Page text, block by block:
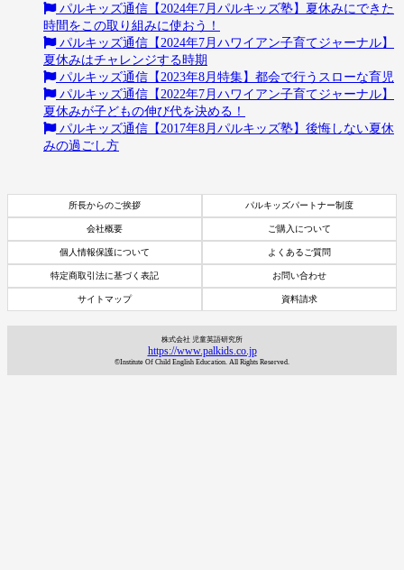
パルキッズ通信【2024年7月パルキッズ塾】夏休みにできた
時間をこの取り組みに使おう！
パルキッズ通信【2024年7月ハワイアン子育てジャーナル】
夏休みはチャレンジする時期
パルキッズ通信【2023年8月特集】都会で行うスローな育児
パルキッズ通信【2022年7月ハワイアン子育てジャーナル】
夏休みが子どもの伸び代を決める！
パルキッズ通信【2017年8月パルキッズ塾】後悔しない夏休
みの過ごし方
所長からのご挨拶 パルキッズパートナー制度
会社概要 ご購入について
個人情報保護について よくあるご質問
特定商取引法に基づく表記 お問い合わせ
サイトマップ 資料請求
株式会社 児童英語研究所
https://www.palkids.co.jp
©Institute Of Child English Education. All Rights Reserved.